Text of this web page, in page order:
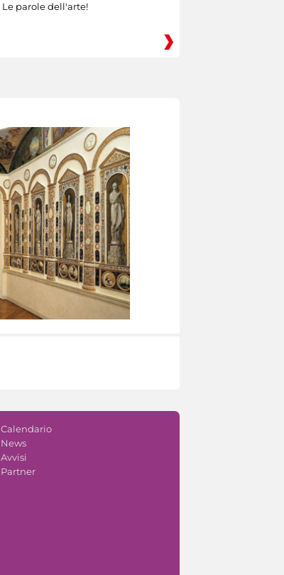
Le parole dell'arte!
Calendario
News
Avvisi
Partner